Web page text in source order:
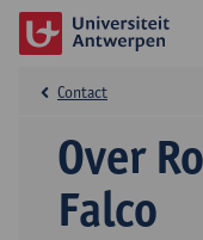
Over
Falco
Contact